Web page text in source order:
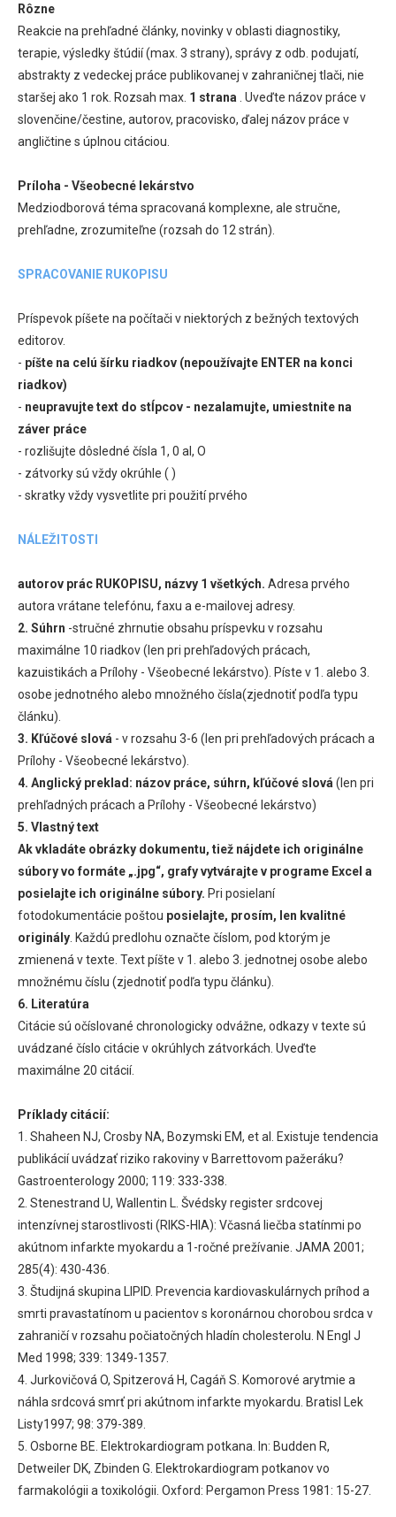
Rôzne
Reakcie na prehľadné články, novinky v oblasti diagnostiky,
terapie, výsledky štúdií (max. 3 strany), správy z odb. podujatí,
abstrakty z vedeckej práce publikovanej v zahraničnej tlači, nie
staršej ako 1 rok. Rozsah max. 1 strana . Uveďte názov práce v
slovenčine/čestine, autorov, pracovisko, ďalej názov práce v
angličtine s úplnou citáciou.
Príloha - Všeobecné lekárstvo
Medziodborová téma spracovaná komplexne, ale stručne,
prehľadne, zrozumiteľne (rozsah do 12 strán).
SPRACOVANIE RUKOPISU
Príspevok píšete na počítači v niektorých z bežných textových
editorov.
- píšte na celú šírku riadkov (nepoužívajte ENTER na konci
riadkov)
- neupravujte text do stĺpcov - nezalamujte, umiestnite na
záver práce
- rozlišujte dôsledné čísla 1, 0 al, O
- zátvorky sú vždy okrúhle ( )
- skratky vždy vysvetlite pri použití prvého
NÁLEŽITOSTI
autorov prác RUKOPISU, názvy 1 všetkých. Adresa prvého
autora vrátane telefónu, faxu a e-mailovej adresy.
2. Súhrn -stručné zhrnutie obsahu príspevku v rozsahu
maximálne 10 riadkov (len pri prehľadových prácach,
kazuistikách a Prílohy - Všeobecné lekárstvo). Píste v 1. alebo 3.
osobe jednotného alebo množného čísla(zjednotiť podľa typu
článku).
3. Kľúčové slová - v rozsahu 3-6 (len pri prehľadových prácach a
Prílohy - Všeobecné lekárstvo).
4. Anglický preklad: názov práce, súhrn, kľúčové slová (len pri
prehľadných prácach a Prílohy - Všeobecné lekárstvo)
5. Vlastný text
Ak vkladáte obrázky dokumentu, tiež nájdete ich originálne
súbory vo formáte „.jpg“, grafy vytvárajte v programe Excel a
posielajte ich originálne súbory. Pri posielaní
fotodokumentácie poštou posielajte, prosím, len kvalitné
originály . Každú predlohu označte číslom, pod ktorým je
zmienená v texte. Text píšte v 1. alebo 3. jednotnej osobe alebo
množnému číslu (zjednotiť podľa typu článku).
6. Literatúra
Citácie sú očíslované chronologicky odvážne, odkazy v texte sú
uvádzané číslo citácie v okrúhlych zátvorkách. Uveďte
maximálne 20 citácií.
Príklady citácií:
1. Shaheen NJ, Crosby NA, Bozymski EM, et al. Existuje tendencia
publikácií uvádzať riziko rakoviny v Barrettovom pažeráku?
Gastroenterology 2000; 119: 333-338.
2. Stenestrand U, Wallentin L. Švédsky register srdcovej
intenzívnej starostlivosti (RIKS-HIA): Včasná liečba statínmi po
akútnom infarkte myokardu a 1-ročné prežívanie. JAMA 2001;
285(4): 430-436.
3. Študijná skupina LIPID. Prevencia kardiovaskulárnych príhod a
smrti pravastatínom u pacientov s koronárnou chorobou srdca v
zahraničí v rozsahu počiatočných hladín cholesterolu. N Engl J
Med 1998; 339: 1349-1357.
4. Jurkovičová O, Spitzerová H, Cagáň S. Komorové arytmie a
náhla srdcová smrť pri akútnom infarkte myokardu. Bratisl Lek
Listy1997; 98: 379-389.
5. Osborne BE. Elektrokardiogram potkana. In: Budden R,
Detweiler DK, Zbinden G. Elektrokardiogram potkanov vo
farmakológii a toxikológii. Oxford: Pergamon Press 1981: 15-27.